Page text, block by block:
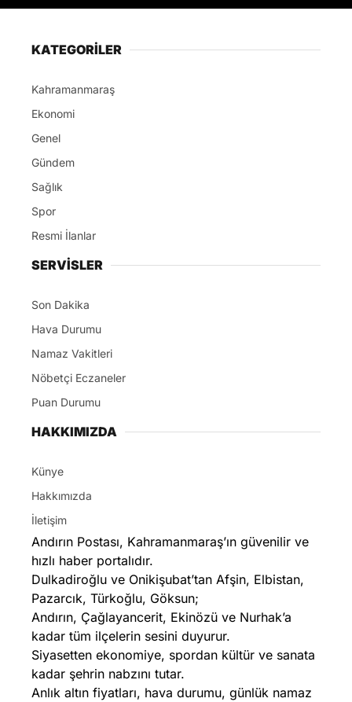
KATEGORİLER
Kahramanmaraş
Ekonomi
Genel
Gündem
Sağlık
Spor
Resmi İlanlar
SERVİSLER
Son Dakika
Hava Durumu
Namaz Vakitleri
Nöbetçi Eczaneler
Puan Durumu
HAKKIMIZDA
Künye
Hakkımızda
İletişim
Andırın Postası, Kahramanmaraş’ın güvenilir ve
hızlı haber portalıdır.
Dulkadiroğlu ve Onikişubat’tan Afşin, Elbistan,
Pazarcık, Türkoğlu, Göksun;
Andırın, Çağlayancerit, Ekinözü ve Nurhak’a
kadar tüm ilçelerin sesini duyurur.
Siyasetten ekonomiye, spordan kültür ve sanata
kadar şehrin nabzını tutar.
Anlık altın fiyatları, hava durumu, günlük namaz